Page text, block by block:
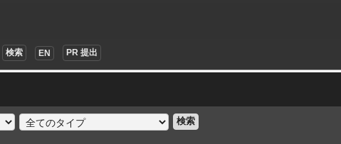
検索 EN PR 提出
検索